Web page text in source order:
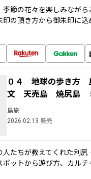
節の花々を楽しみなが
印の頂き方から御朱印に
０４ 地球の歩き
文 天売島 焼尻島
島旅
2026.02.13 発売
たちが教えてくれた利尻
ットから遊び方、カルチ